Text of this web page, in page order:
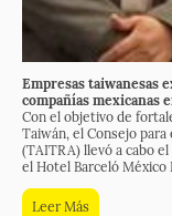
Empresas taiwanesas
compañías mexicanas
Con el objetivo de
Taiwán, el Consejo
(TAITRA) llevó a cabo
el Hotel Barceló México
Leer Más